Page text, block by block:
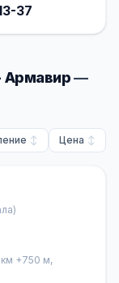
37
Армавир—
Цена
+750 м,